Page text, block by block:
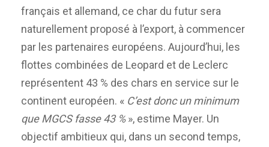
français et allemand, ce char du futur sera
naturellement proposé à l’export, à commencer
par les partenaires européens. Aujourd’hui, les
flottes combinées de Leopard et de Leclerc
représentent 43 % des chars en service sur le
continent européen. « C’est donc un minimum
que MGCS fasse 43 %», estime Mayer. Un
objectif ambitieux qui, dans un second temps,